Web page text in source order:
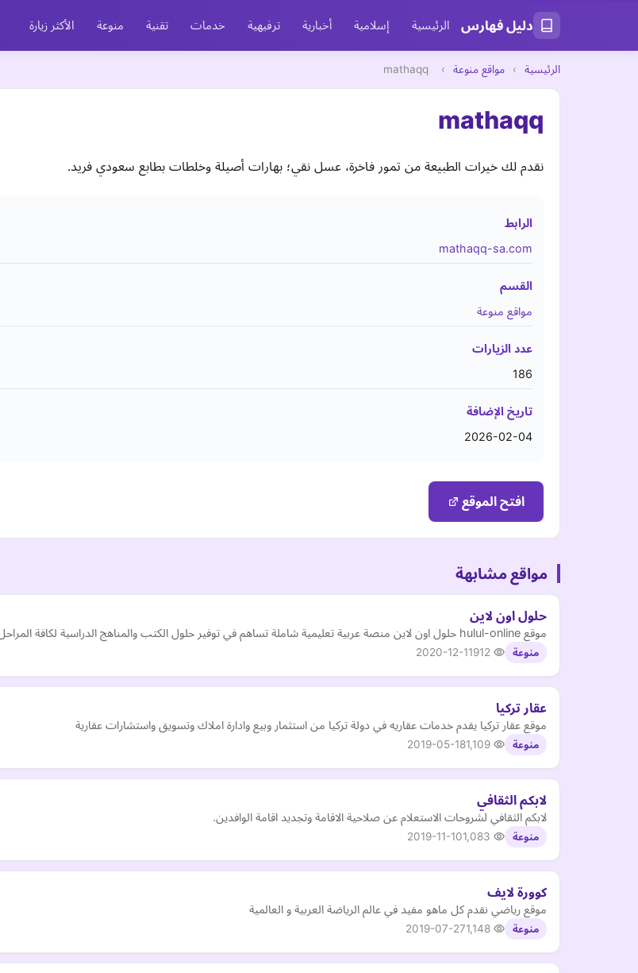
دليل فهارس الرئيسية إسلامية أخبارية ترفيهية خدمات تقنية منوعة الأكثر زيارة
الرئيسية › مواقع منوعة ›
mathaqq
mathaqq
نقدم لك خيرات الطبيعة من تمور فاخرة، عسل نقي؛ بهارات أصيلة وخلطات بطابع سعودي فريد.
الرابط
mathaqq-sa.com
القسم
مواقع منوعة
عدد الزيارات
186
تاريخ الإضافة
2026-02-04
افتح الموقع
مواقع مشابهة
حلول اون لاين
موقع hulul-online حلول اون لاين منصة عربية تعليمية شاملة تساهم في توفير حلول الكتب والمناهج الدراسية لكافة المراحل التعليمية في المملكة العربية السعودية.
منوعة 2020-12-11
عقار تركيا
موقع عقار تركيا يقدم خدمات عقاريه في دولة تركيا من استثمار وبيع وادارة املاك وتسويق واستشارات عقارية
منوعة 2019-05-18
لابكم الثقافي
لابكم الثقافي لشروحات الاستعلام عن صلاحية الاقامة وتجديد اقامة الوافدين.
منوعة 2019-11-10
كوورة لايف
موقع رياضي نقدم كل ماهو مفيد في عالم الرياضة العربية و العالمية
منوعة 2019-07-27